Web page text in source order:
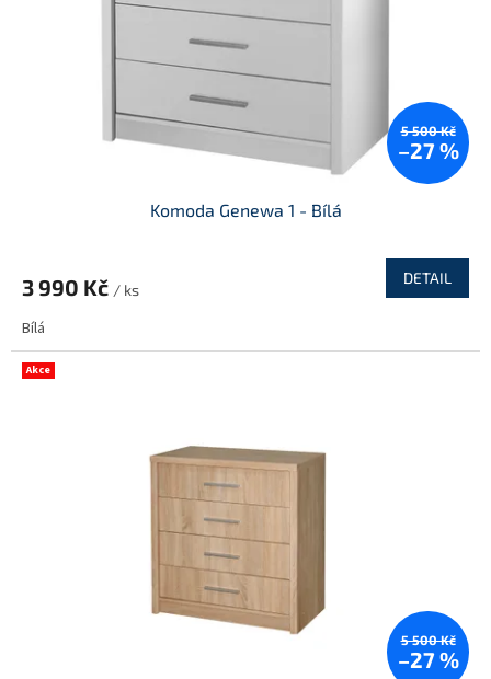
5 500 Kč
–27 %
Komoda Genewa 1 - Bílá
3 990 Kč / ks
DETAIL
Bílá
Akce
5 500 Kč
–27 %